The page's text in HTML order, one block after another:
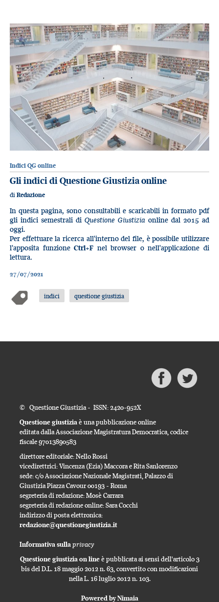
Indici QG online
Gli indici di Questione Giustizia online
di Redazione
In questa pagina, sono consultabili e scaricabili in formato pdf
gli indici semestrali di Questione Giustizia online dal 2015 ad
oggi.
Per effettuare la ricerca all'interno del file, è possibile utilizzare
l'apposita funzioneCtrl+F nel browser o nell'applicazione di
lettura.
27/07/2021
indici questione giustizia
© Questione Giustizia - ISSN: 2420-952X
Questione giustiziaè una pubblicazione online
editata dalla Associazione Magistratura Democratica, codice
fiscale 97013890583
direttore editoriale: Nello Rossi
vicedirettrici: Vincenza (Ezia) Maccora e Rita Sanlorenzo
sede: c/o Associazione Nazionale Magistrati, Palazzo di
Giustizia Piazza Cavour 00193 - Roma
segreteria di redazione: Mosè Carrara
segreteria di redazione online: Sara Cocchi
indirizzo di posta elettronica:
redazione@questionegiustizia.it
Informativa sullaprivacy
Questione giustizia on lineè pubblicata ai sensi dell'articolo 3
bis del D.L. 18 maggio 2012 n. 63, convertito con modificazioni
nella L. 16 luglio 2012 n. 103.
Powered by Nimaia